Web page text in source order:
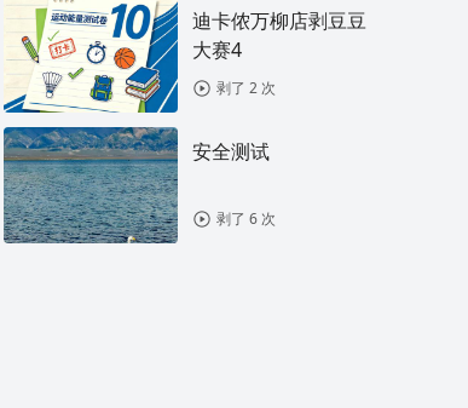
迪卡侬万柳店剥豆豆
大赛4
剥了 2 次
安全测试
剥了 6 次